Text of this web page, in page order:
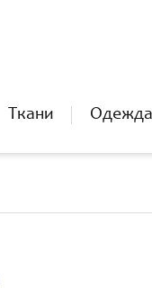
Ткани Одежда